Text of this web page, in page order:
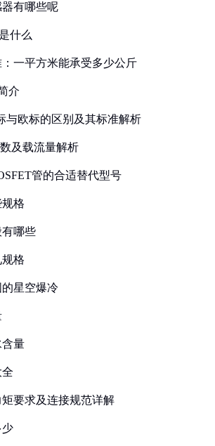
有哪些呢
什么
一平方米能承受多少公斤
介
与欧标的区别及其标准解析
及载流量解析
管的合适替代型号
格
哪些
格
星空爆冷
量
要求及连接规范详解
少